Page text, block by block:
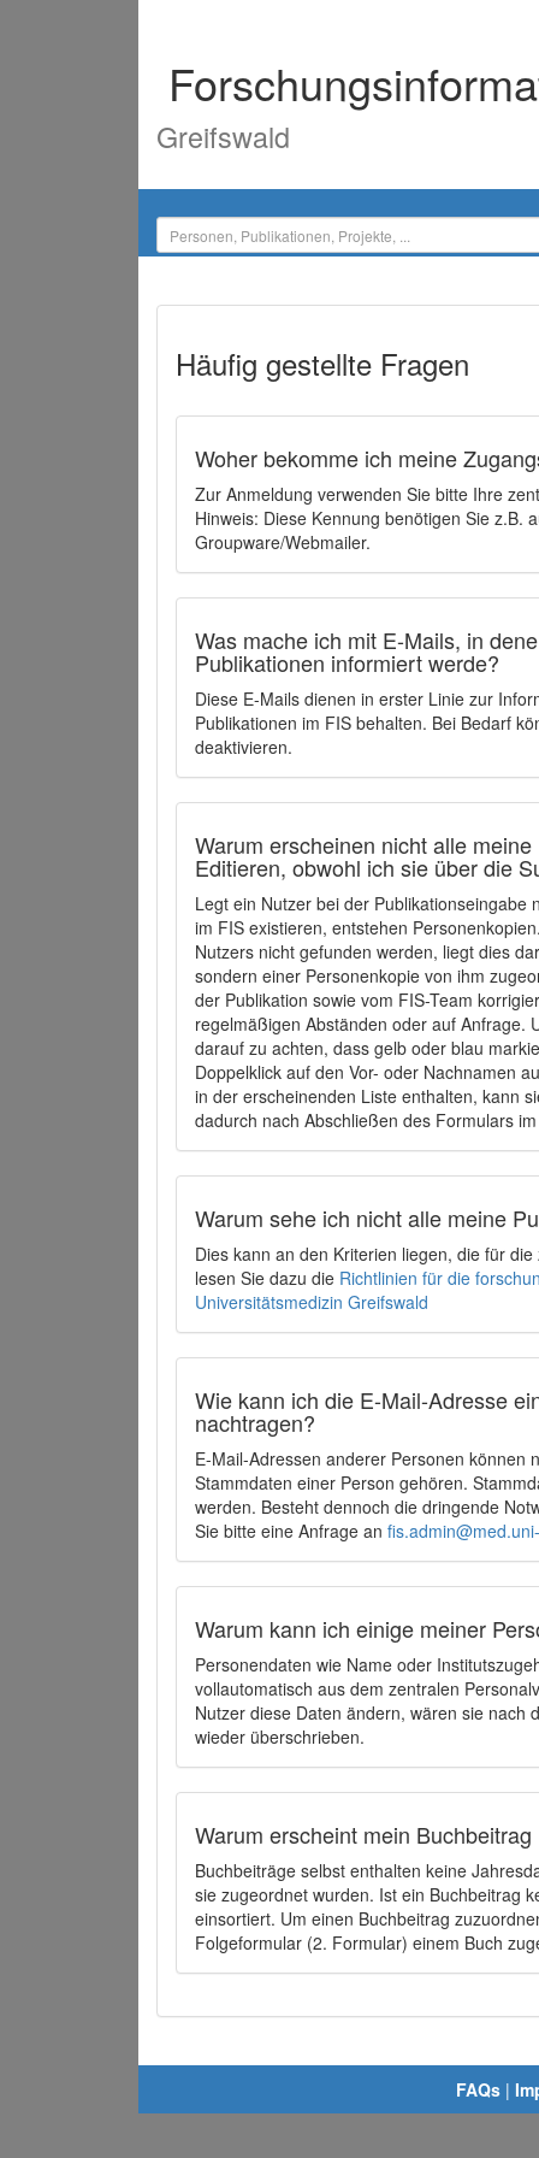
Greifswald
Häufig gestellte Fragen
Woher bekomme ich meine
Zur Anmeldung verwenden Sie bitte Ihre
Hinweis: Diese Kennung benötigen Sie z.B.
Groupware/Webmailer.
Was mache ich mit E-Mails, in
Publikationen informiert werde?
Diese E-Mails dienen in erster Linie zur
Publikationen im FIS behalten. Bei Bedarf
deaktivieren.
Warum erscheinen nicht alle
Editieren, obwohl ich sie über die
Legt ein Nutzer bei der
im FIS existieren, entstehen
Nutzers nicht gefunden werden, liegt dies
sondern einer Personenkopie von ihm
der Publikation sowie vom FIS-Team
regelmäßigen Abständen oder auf Anfrage.
darauf zu achten, dass gelb oder blau
Doppelklick auf den Vor- oder Nachnamen
in der erscheinenden Liste enthalten, kann
dadurch nach Abschließen des Formulars
Warum sehe ich nicht alle meine
Dies kann an den Kriterien liegen, die für
lesen Sie dazu die Richtlinien für die
Universitätsmedizin Greifswald
Wie kann ich die E-Mail-Adresse
nachtragen?
E-Mail-Adressen anderer Personen können
Stammdaten einer Person gehören.
werden. Besteht dennoch die dringende
Sie bitte eine Anfrage an
Warum kann ich einige meiner
Personendaten wie Name oder
vollautomatisch aus dem zentralen
Nutzer diese Daten ändern, wären sie
wieder überschrieben.
Warum erscheint mein
Buchbeiträge selbst enthalten keine
sie zugeordnet wurden. Ist ein Buchbeitrag
einsortiert. Um einen Buchbeitrag
Folgeformular (2. Formular) einem Buch
FAQs |